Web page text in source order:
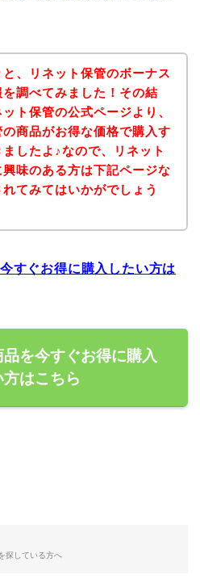
、リネット保管のボーナス
調べてみました！その結
ト保管の公式ページより、
の商品がお得な価格で購入す
したよ♪なので、リネット
味のある方は下記ページな
てみてはいかがでしょう
すぐお得に購入したい方は
を今すぐお得に購入
方はこちら
探している方へ